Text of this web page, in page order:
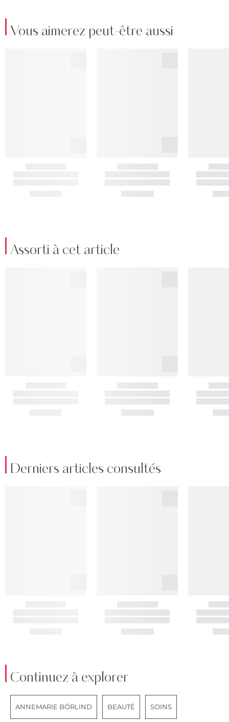
Vous aimerez peut-être aussi
Assorti à cet article
Derniers articles consultés
Continuez à explorer
ANNEMARIE BÖRLIND BEAUTÉ SOINS